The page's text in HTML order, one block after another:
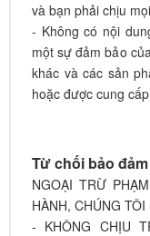
và bạn phải chịu
- Không có nội
một sự đảm bảo
khác và các sản
hoặc được cung
Từ chối bảo đảm
NGOẠI TRỪ
HÀNH, CHÚNG TÔI
- KHÔNG CHỊU